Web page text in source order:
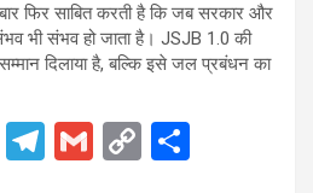
फिर साबित करती है कि जब सरकार और
भी संभव हो जाता है। JSJB 1.0 की
दिलाया है, बल्कि इसे जल प्रबंधन का
X
T
G
C